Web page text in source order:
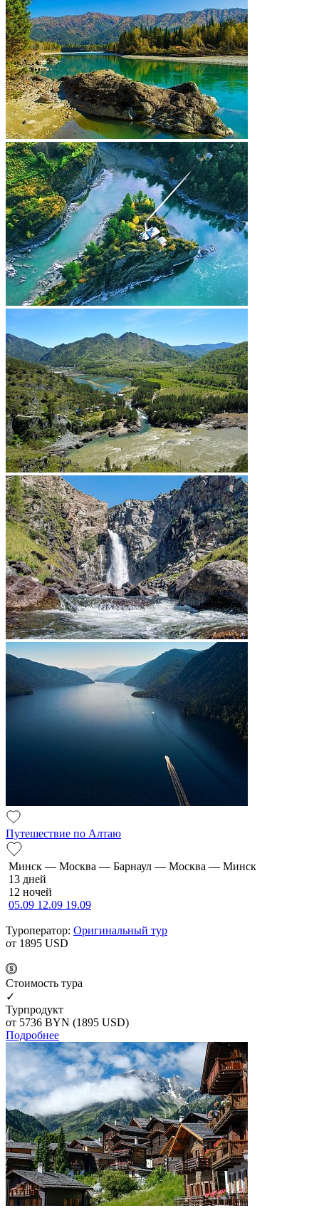
Путешествие по Алтаю
Минск — Москва — Барнаул — Москва — Минск
13 дней
12 ночей
05.09 12.09 19.09
Туроператор: Оригинальный тур
от 1895 USD
Cтоимость тура
✓
Турпродукт
от 5736 BYN (1895 USD)
Подробнее